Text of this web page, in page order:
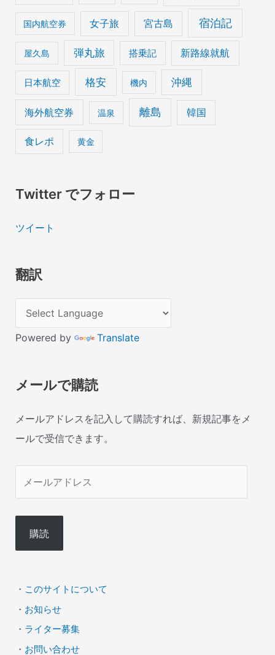
国内航空券 女子旅 宮古島 宿泊記
屋久島 弾丸旅 搭乗記 新路線就航
日本航空 格安 機内 沖縄
海外航空券 温泉 離島 韓国
食レポ 黄金
Twitter でフォロー
ツイート
翻訳
Powered by Translate
メールで購読
メールアドレスを記入して購読すれば、新規記事をメ
ールで受信できます。
ル
ド
ス
購読
・ このサイトについて
・ お知らせ
・ ライター募集
・ お問い合わせ